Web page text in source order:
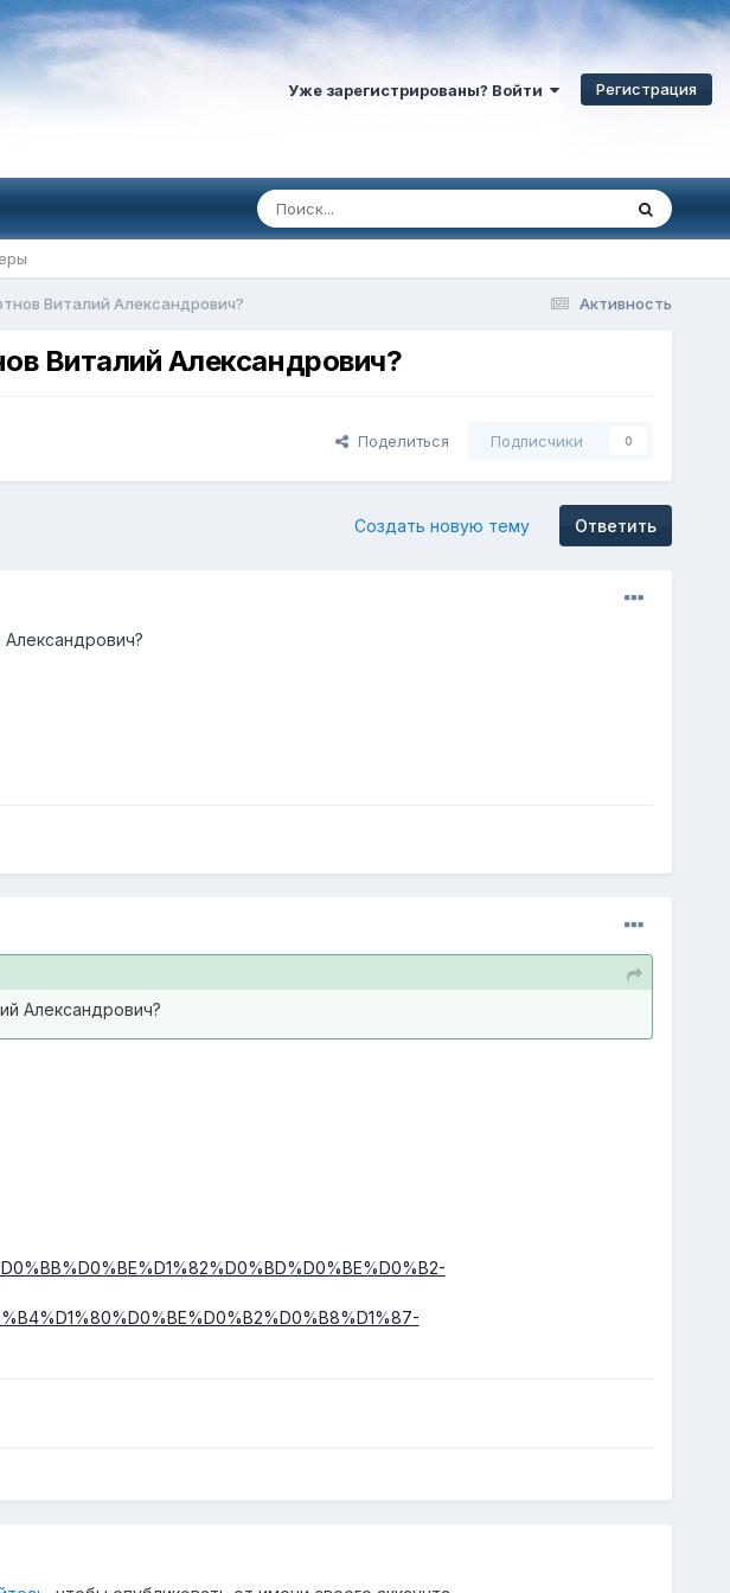
Уже зарегистрированы? Войти Регистрация
Активность
Виталий Александрович?
Виталий Александрович?
Поделиться Подписчики 0
Ответить
Создать новую тему
Александрович?